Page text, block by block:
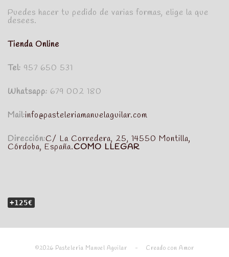
Puedes hacer tu pedido de varias formas, elige la que
desees.
Tienda Online
Tel: 957 650 531
Whatsapp: 679 002 180
Mail:info@pasteleriamanuelaguilar.com
Dirección:C/ La Corredera, 25, 14550 Montilla,
Córdoba, España.COMO LLEGAR
+125€
©2026 Pastelería Manuel Aguilar - Creado con Amor